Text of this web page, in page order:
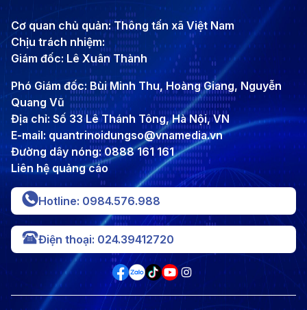
Cơ quan chủ quản: Thông tấn xã Việt Nam
Chịu trách nhiệm:
Giám đốc: Lê Xuân Thành
Phó Giám đốc: Bùi Minh Thu, Hoàng Giang, Nguyễn
Quang Vũ
Địa chỉ: Số 33 Lê Thánh Tông, Hà Nội, VN
E-mail: quantrinoidungso@vnamedia.vn
Đường dây nóng: 0888 161 161
Liên hệ quảng cáo
Hotline: 0984.576.988
Điện thoại: 024.39412720